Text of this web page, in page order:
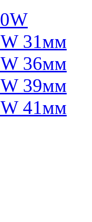
31мм
36мм
39мм
41мм